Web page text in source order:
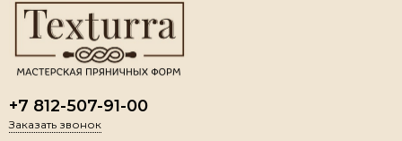
+7 812-507-91-00
Заказать звонок